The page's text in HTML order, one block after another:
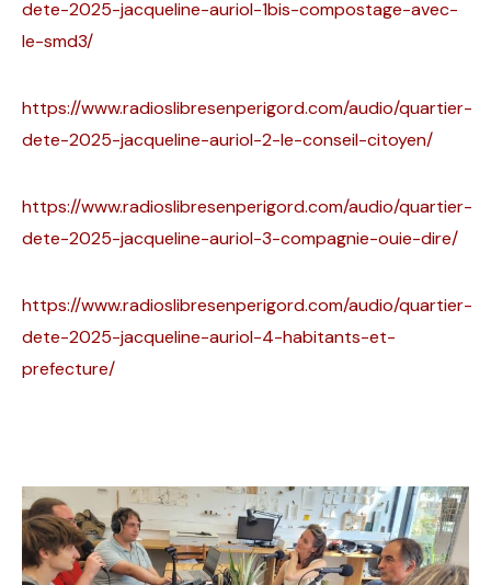
dete-2025-jacqueline-auriol-1bis-compostage-avec-
le-smd3/
https://www.radioslibresenperigord.com/audio/quartier-
dete-2025-jacqueline-auriol-2-le-conseil-citoyen/
https://www.radioslibresenperigord.com/audio/quartier-
dete-2025-jacqueline-auriol-3-compagnie-ouie-dire/
https://www.radioslibresenperigord.com/audio/quartier-
dete-2025-jacqueline-auriol-4-habitants-et-
prefecture/